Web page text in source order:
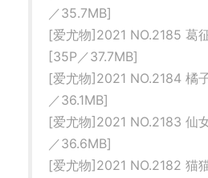
／35.7MB]
[爱尤物]2021 NO.2185 葛
[35P／37.7MB]
[爱尤物]2021 NO.2184 橘
／36.1MB]
[爱尤物]2021 NO.2183 仙
／36.6MB]
[爱尤物]2021 NO.2182 猫